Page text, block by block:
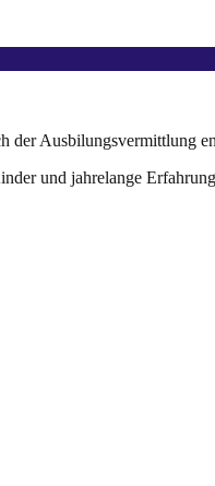
der Ausbilungsvermittlung
und jahrelange